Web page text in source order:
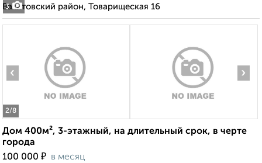
3
Вахитовский район, Товарищеская 16
2/8
‹ ›
Дом 400м², 3-этажный, на длительный срок, в черте
города
100 000 ₽ в месяц